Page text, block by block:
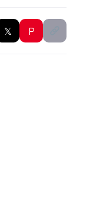
𝕏 P